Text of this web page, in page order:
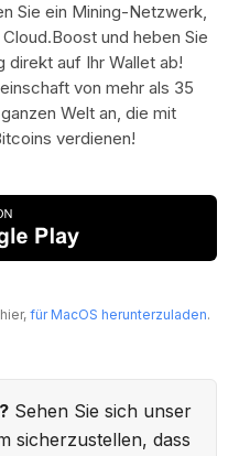
Sie ein Mining-Netzwerk,
und heben Sie
direkt auf Ihr Wallet ab!
von mehr als 35
Welt an, die mit
verdienen!
für MacOS herunterzuladen.
Sehen Sie sich unser
sicherzustellen, dass